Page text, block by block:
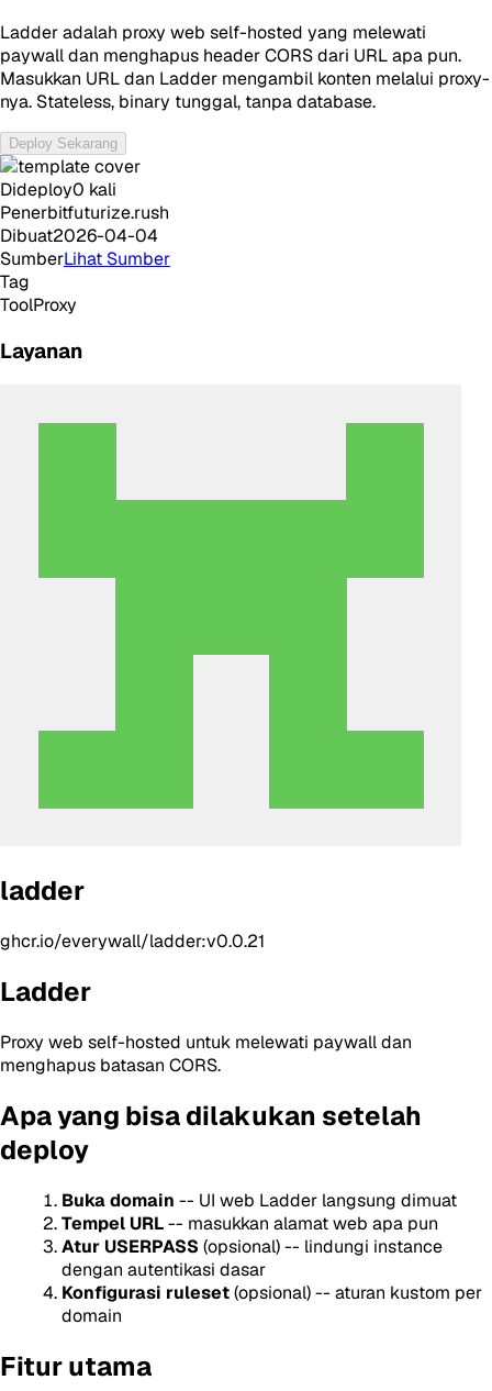
Ladder adalah proxy web self-hosted yang melewati
paywall dan menghapus header CORS dari URL apa pun.
Masukkan URL dan Ladder mengambil konten melalui proxy-
nya. Stateless, binary tunggal, tanpa database.
Deploy Sekarang
Dideploy0 kali
Penerbitfuturize.rush
Dibuat2026-04-04
SumberLihat Sumber
Tag
ToolProxy
Layanan
ladder
ghcr.io/everywall/ladder:v0.0.21
Ladder
Proxy web self-hosted untuk melewati paywall dan
menghapus batasan CORS.
Apa yang bisa dilakukan setelah
deploy
Buka domain -- UI web Ladder langsung dimuat
Tempel URL-- masukkan alamat web apa pun
Atur USERPASS (opsional) -- lindungi instance
dengan autentikasi dasar
Konfigurasi ruleset(opsional) -- aturan kustom per
domain
Fitur utama